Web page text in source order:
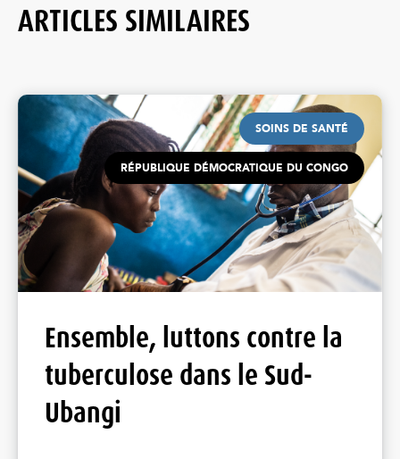
ARTICLES SIMILAIRES
SOINS DE SANTÉ
RÉPUBLIQUE DÉMOCRATIQUE DU CONGO
Ensemble, luttons contre la
tuberculose dans le Sud-
Ubangi